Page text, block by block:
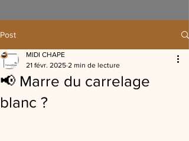
Post
📢 Marre du carrelage
blanc ?
MIDI CHAPE
21 févr. 2025 2 min de lecture